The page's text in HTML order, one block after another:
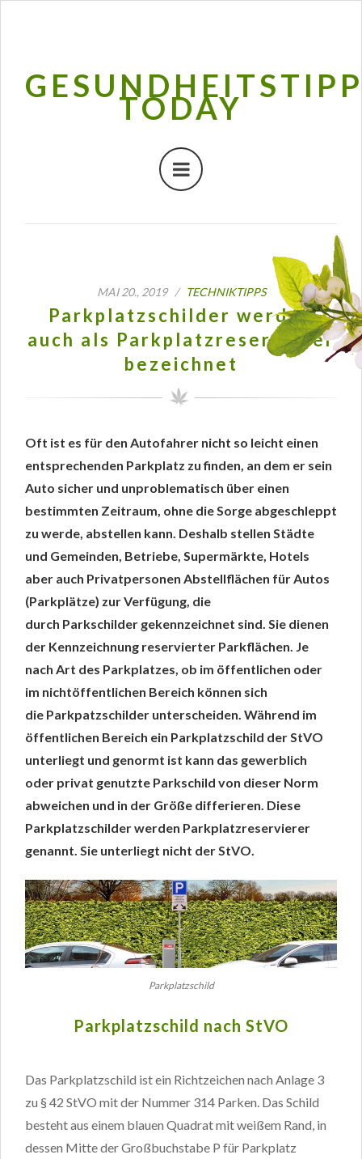
TODAY
MAI 20., 2019 / TECHNIKTIPPS
Parkplatzschilder werden
auch als Parkplatzreservierer
bezeichnet
Oft ist es für den Autofahrer nicht so leicht einen
entsprechenden Parkplatz zu finden, an dem er sein
Auto sicher und unproblematisch über einen
bestimmten Zeitraum, ohne die Sorge abgeschleppt
zu werde, abstellen kann. Deshalb stellen Städte
und Gemeinden, Betriebe, Supermärkte, Hotels
aber auch Privatpersonen Abstellflächen für Autos
(Parkplätze) zur Verfügung, die
durch Parkschilder gekennzeichnet sind. Sie dienen
der Kennzeichnung reservierter Parkflächen. Je
nach Art des Parkplatzes, ob im öffentlichen oder
im nichtöffentlichen Bereich können sich
die Parkpatzschilder unterscheiden. Während im
öffentlichen Bereich ein Parkplatzschild der StVO
unterliegt und genormt ist kann das gewerblich
oder privat genutzte Parkschild von dieser Norm
abweichen und in der Größe differieren. Diese
Parkplatzschilder werden Parkplatzreservierer
genannt. Sie unterliegt nicht der StVO.
Parkplatzschild
Parkplatzschild nach StVO
Das Parkplatzschild ist ein Richtzeichen nach Anlage 3
zu § 42 StVO mit der Nummer 314 Parken. Das Schild
besteht aus einem blauen Quadrat mit weißem Rand, in
dessen Mitte der Großbuchstabe P für Parkplatz